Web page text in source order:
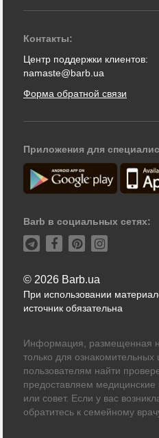
Контакты:
Центр поддержки клиентов:
namaste@barb.ua
Форма обратной связи
Приложения для
Barb в социальных сетях:
© 2026 Barb.ua
При использовании
источник обязательна
Информация, размещенная
только для
пользователям найти
предоставляем медицинские
или совет. Если у вас
обратитесь к семейному